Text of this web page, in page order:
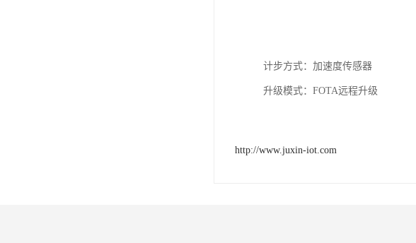
计步方式：加速度传感器
升级模式：FOTA远程升级
http://www.juxin-iot.com